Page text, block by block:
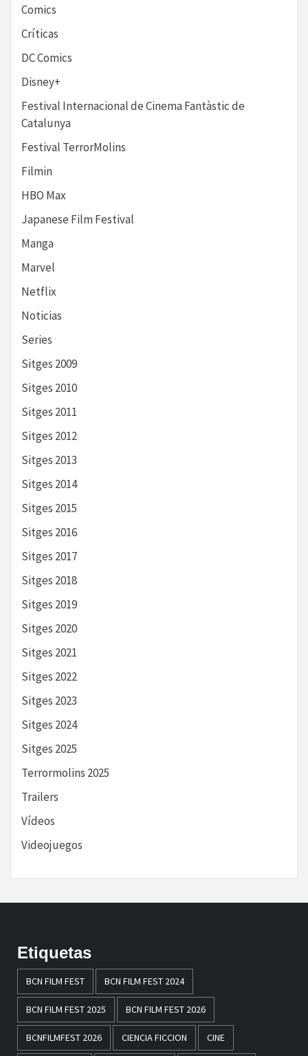
Comics
Críticas
DC Comics
Disney+
Festival Internacional de Cinema Fantàstic de
Catalunya
Festival TerrorMolins
Filmin
HBO Max
Japanese Film Festival
Manga
Marvel
Netflix
Noticias
Series
Sitges 2009
Sitges 2010
Sitges 2011
Sitges 2012
Sitges 2013
Sitges 2014
Sitges 2015
Sitges 2016
Sitges 2017
Sitges 2018
Sitges 2019
Sitges 2020
Sitges 2021
Sitges 2022
Sitges 2023
Sitges 2024
Sitges 2025
Terrormolins 2025
Trailers
Vídeos
Videojuegos
Etiquetas
BCN FILM FEST BCN FILM FEST 2024
BCN FILM FEST 2025 BCN FILM FEST 2026
BCNFILMFEST 2026 CIENCIA FICCION CINE